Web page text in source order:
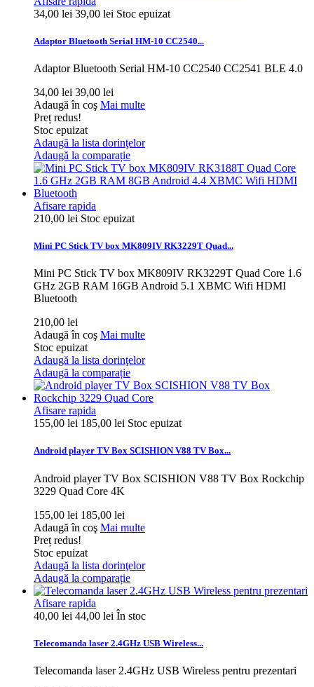
34,00 lei 39,00 lei Stoc epuizat
Adaptor Bluetooth Serial HM-10 CC2540...
Adaptor Bluetooth Serial HM-10 CC2540 CC2541 BLE 4.0
34,00 lei 39,00 lei
Adaugă în coş Mai multe
Preț redus!
Stoc epuizat
Adaugă la lista dorinţelor
Adaugă la comparație
Afisare rapida
210,00 lei Stoc epuizat
Mini PC Stick TV box MK809IV RK3229T Quad...
Mini PC Stick TV box MK809IV RK3229T Quad Core 1.6
GHz 2GB RAM 16GB Android 5.1 XBMC Wifi HDMI
Bluetooth
210,00 lei
Adaugă în coş Mai multe
Stoc epuizat
Adaugă la lista dorinţelor
Adaugă la comparație
Afisare rapida
155,00 lei 185,00 lei Stoc epuizat
Android player TV Box SCISHION V88 TV Box...
Android player TV Box SCISHION V88 TV Box Rockchip
3229 Quad Core 4K
155,00 lei 185,00 lei
Adaugă în coş Mai multe
Preț redus!
Stoc epuizat
Adaugă la lista dorinţelor
Adaugă la comparație
Afisare rapida
40,00 lei 44,00 lei În stoc
Telecomanda laser 2.4GHz USB Wireless...
Telecomanda laser 2.4GHz USB Wireless pentru prezentari